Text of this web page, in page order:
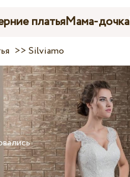
платьяМама-дочка
>>Silviamo
интересовались